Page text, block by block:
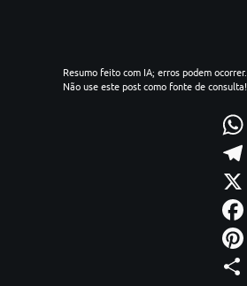
Resumo feito com IA; erros podem ocorrer.
Não use este post como fonte de consulta!